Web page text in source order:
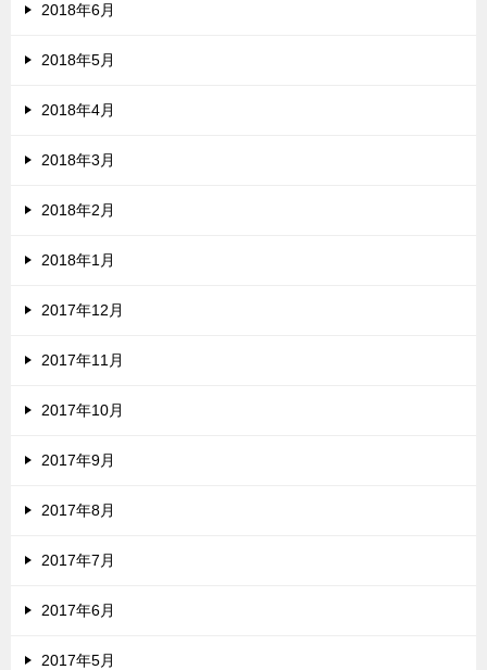
2018年6月
2018年5月
2018年4月
2018年3月
2018年2月
2018年1月
2017年12月
2017年11月
2017年10月
2017年9月
2017年8月
2017年7月
2017年6月
2017年5月